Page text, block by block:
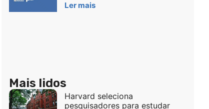
Ler mais
Mais lidos
Harvard seleciona
pesquisadores para estudar